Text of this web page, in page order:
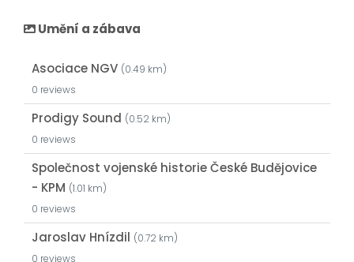
Umění a zábava
Asociace NGV (0.49 km)
0 reviews
Prodigy Sound (0.52 km)
0 reviews
Společnost vojenské historie České Budějovice
- KPM (1.01 km)
0 reviews
Jaroslav Hnízdil (0.72 km)
0 reviews